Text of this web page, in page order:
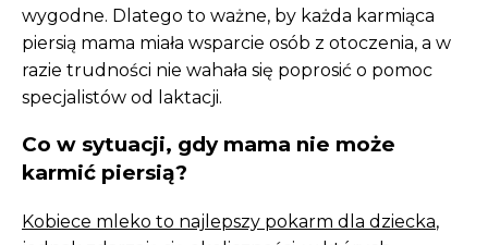
wygodne. Dlatego to ważne, by każda karmiąca
piersią mama miała wsparcie osób z otoczenia, a w
razie trudności nie wahała się poprosić o pomoc
specjalistów od laktacji.
Co w sytuacji, gdy mama nie może
karmić piersią?
Kobiece mleko to najlepszy pokarm dla dziecka,